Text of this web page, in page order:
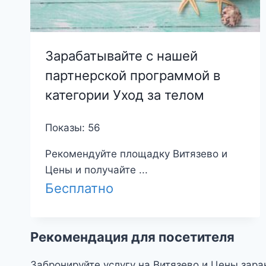
Зарабатывайте с нашей
партнерской программой в
категории Уход за телом
Показы: 56
Рекомендуйте площадку Витязево и
Цены и получайте ...
Бесплатно
Рекомендация для посетителя